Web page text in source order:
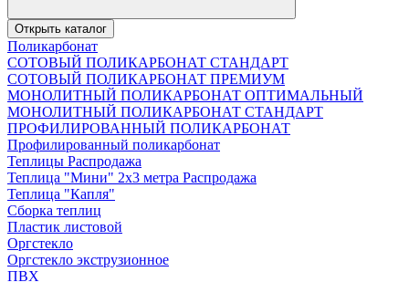
Открыть каталог
Поликарбонат
СОТОВЫЙ ПОЛИКАРБОНАТ СТАНДАРТ
СОТОВЫЙ ПОЛИКАРБОНАТ ПРЕМИУМ
МОНОЛИТНЫЙ ПОЛИКАРБОНАТ ОПТИМАЛЬНЫЙ
МОНОЛИТНЫЙ ПОЛИКАРБОНАТ СТАНДАРТ
ПРОФИЛИРОВАННЫЙ ПОЛИКАРБОНАТ
Профилированный поликарбонат
Теплицы Распродажа
Теплица "Мини" 2х3 метра Распродажа
Теплица "Капля"
Сборка теплиц
Пластик листовой
Оргстекло
Оргстекло экструзионное
ПВХ